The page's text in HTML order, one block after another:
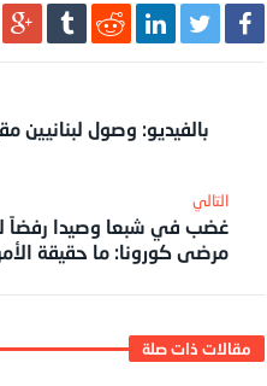
بالفيديو: وصول لبنانيين
‎التالي
غضب في شبعا وصيدا رفضاً
مرضى كورونا: ما حقيقة